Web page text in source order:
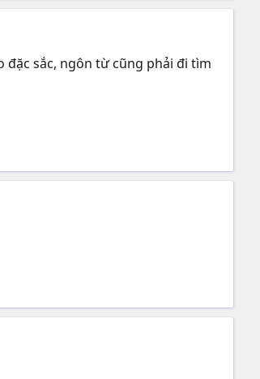
sắc, ngôn từ cũng phải đi tìm